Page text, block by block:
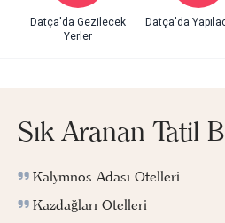
Datça'da Gezilecek
Yerler
Datça'da
Sık Aranan Tatil
Kalymnos Adası Otelleri
Kazdağları Otelleri